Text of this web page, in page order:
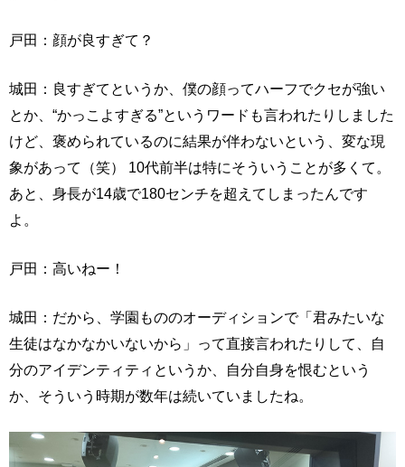
戸田：顔が良すぎて？
城田：良すぎてというか、僕の顔ってハーフでクセが強い
とか、“かっこよすぎる”というワードも言われたりしました
けど、褒められているのに結果が伴わないという、変な現
象があって（笑） 10代前半は特にそういうことが多くて。
あと、身長が14歳で180センチを超えてしまったんです
よ。
戸田：高いねー！
城田：だから、学園もののオーディションで「君みたいな
生徒はなかなかいないから」って直接言われたりして、自
分のアイデンティティというか、自分自身を恨むという
か、そういう時期が数年は続いていましたね。